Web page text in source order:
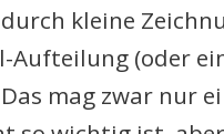
kleine
Aufteilung (oder
Das mag zwar nur